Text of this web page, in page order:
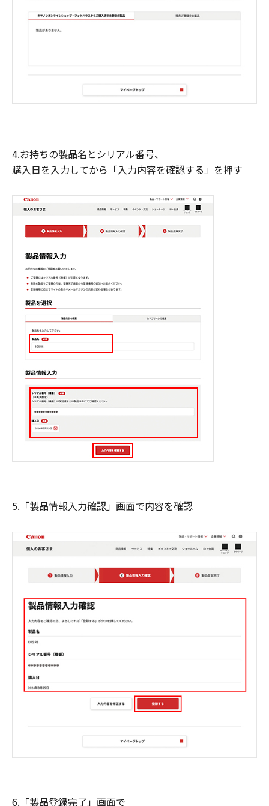
4.お持ちの製品名とシリアル番号、
購入日を入力してから「入力内容を確認する」を押す
5.「製品情報入力確認」画面で内容を確認
6.「製品登録完了」画面で